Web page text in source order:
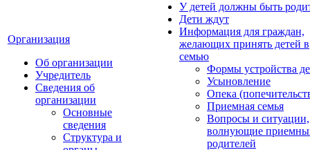
Организация
Об организации
Учредитель
Сведения об
организации
Основные
сведения
Структура и
У детей должны быть
Дети ждут
Информация для граждан,
желающих принять детей в
семью
Формы устройства
Усыновление
Опека
Приемная семья
Вопросы и ситуации,
волнующие
родителей